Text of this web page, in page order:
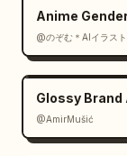
Anime
@のぞむ＊AIイラスト
Glossy
@AmirMušić